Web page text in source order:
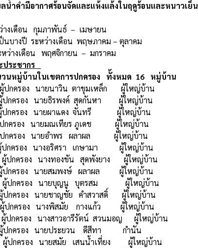
ำคำมีอากาศร้อนจัดและแห้งแล้งในฤดูร้อนและหนาวเย็น
งเดือน กุมภาพันธ์ – เมษายน
างปี ระหว่างเดือน พฤษภาคม – ตุลาคม
ว่างเดือน พฤศจิกายน – มกราคม
ประชากร
มู่บ้านในเขตการปกครอง ทั้งหมด 16 หมู่บ้าน
ครอง นายนาวิน ตาขุมเหล็ก ผู้ใหญ่บ้าน
ครอง นายธิรพงค์ สุดกันหา ผู้ใหญ่บ้าน
กครอง นายผาแดง จันทรี ผู้ใหญ่บ้าน
รอง นายมณเทียร ภูเดช ผู้ใหญ่บ้าน
รอง นายอำพร ผลาผล ผู้ใหญ่บ้าน
รอง นางอริศรา เกษามา ผู้ใหญ่บ้าน
ปกครอง นางทองขัน สุดพังยาง ผู้ใหญ่บ้าน
ครอง นายสมพงษ์ ผลาผล ผู้ใหญ่บ้าน
ง ผู้ปกครอง นายบุญนู บุตรสม ผู้ใหญ่บ้าน
กครอง นายชาญชัย คำสวาสดิ์ ผู้ใหญ่บ้าน
กครอง นางพิสมัย กางแก้ว ผู้ใหญ่บ้าน
กครอง นางสาวอารีรัตน์ สวนมอญ ผู้ใหญ่บ้าน
ครอง นายประยวน ดีสีทา กำนัน
ผู้ปกครอง นายสมัย เสนน้ำเที่ยง ผู้ใหญ่บ้าน